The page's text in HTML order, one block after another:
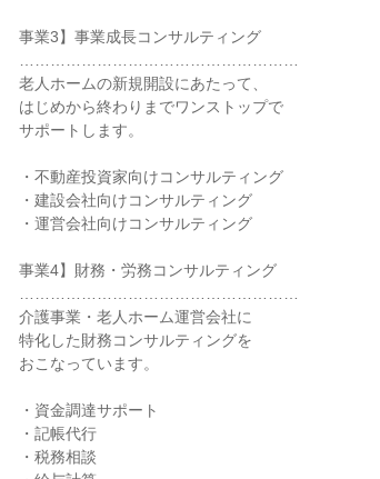
事業3】事業成長コンサルティング
老人ホームの新規開設にあたって、
はじめから終わりまでワンストップで
サポートします。
・不動産投資家向けコンサルティング
・建設会社向けコンサルティング
・運営会社向けコンサルティング
事業4】財務・労務コンサルティング
介護事業・老人ホーム運営会社に
特化した財務コンサルティングを
おこなっています。
・資金調達サポート
・記帳代行
・税務相談